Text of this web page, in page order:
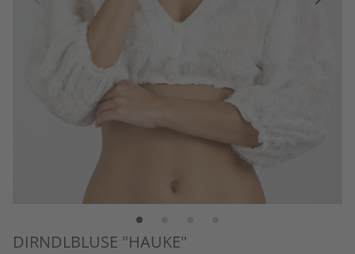
DIRNDLBLUSE "HAUKE"